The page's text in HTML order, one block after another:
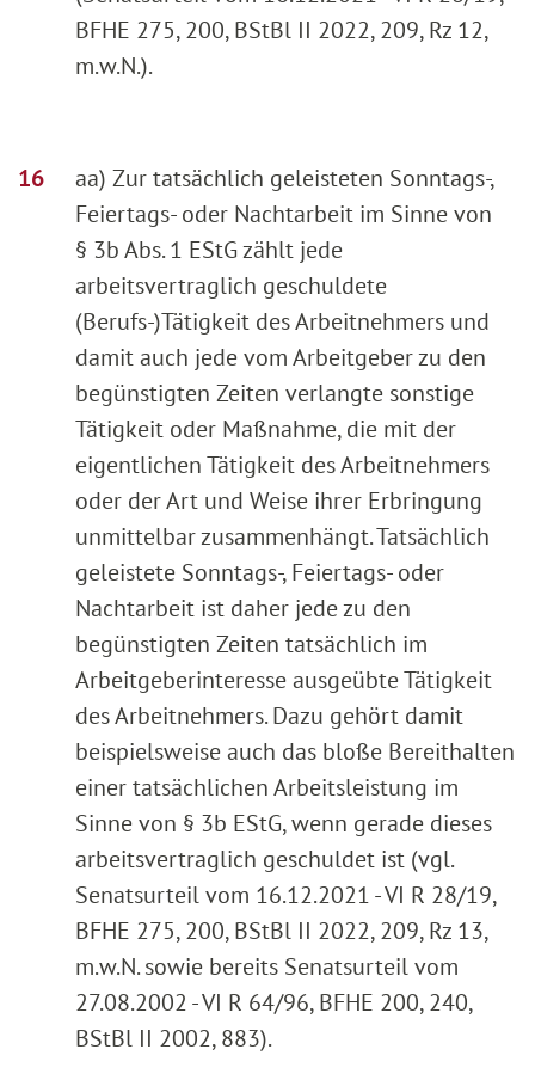
BFHE 275, 200, BStBl II 2022, 209, Rz 12,
m.w.N.).
aa) Zur tatsächlich geleisteten Sonntags-,
Feiertags- oder Nachtarbeit im Sinne von
§ 3b Abs. 1 EStG zählt jede
arbeitsvertraglich geschuldete
(Berufs-)Tätigkeit des Arbeitnehmers und
damit auch jede vom Arbeitgeber zu den
begünstigten Zeiten verlangte sonstige
Tätigkeit oder Maßnahme, die mit der
eigentlichen Tätigkeit des Arbeitnehmers
oder der Art und Weise ihrer Erbringung
unmittelbar zusammenhängt. Tatsächlich
geleistete Sonntags-, Feiertags- oder
Nachtarbeit ist daher jede zu den
begünstigten Zeiten tatsächlich im
Arbeitgeberinteresse ausgeübte Tätigkeit
des Arbeitnehmers. Dazu gehört damit
beispielsweise auch das bloße Bereithalten
einer tatsächlichen Arbeitsleistung im
Sinne von § 3b EStG, wenn gerade dieses
arbeitsvertraglich geschuldet ist (vgl.
Senatsurteil vom 16.12.2021 - VI R 28/19,
BFHE 275, 200, BStBl II 2022, 209, Rz 13,
m.w.N. sowie bereits Senatsurteil vom
27.08.2002 - VI R 64/96, BFHE 200, 240,
BStBl II 2002, 883).